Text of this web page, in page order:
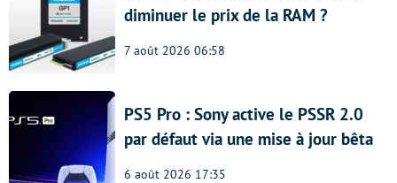
diminuer le prix de la RAM ?
7 août 2026 06:58
PS5 Pro : Sony active le PSSR 2.0
par défaut via une mise à jour bêta
6 août 2026 17:35